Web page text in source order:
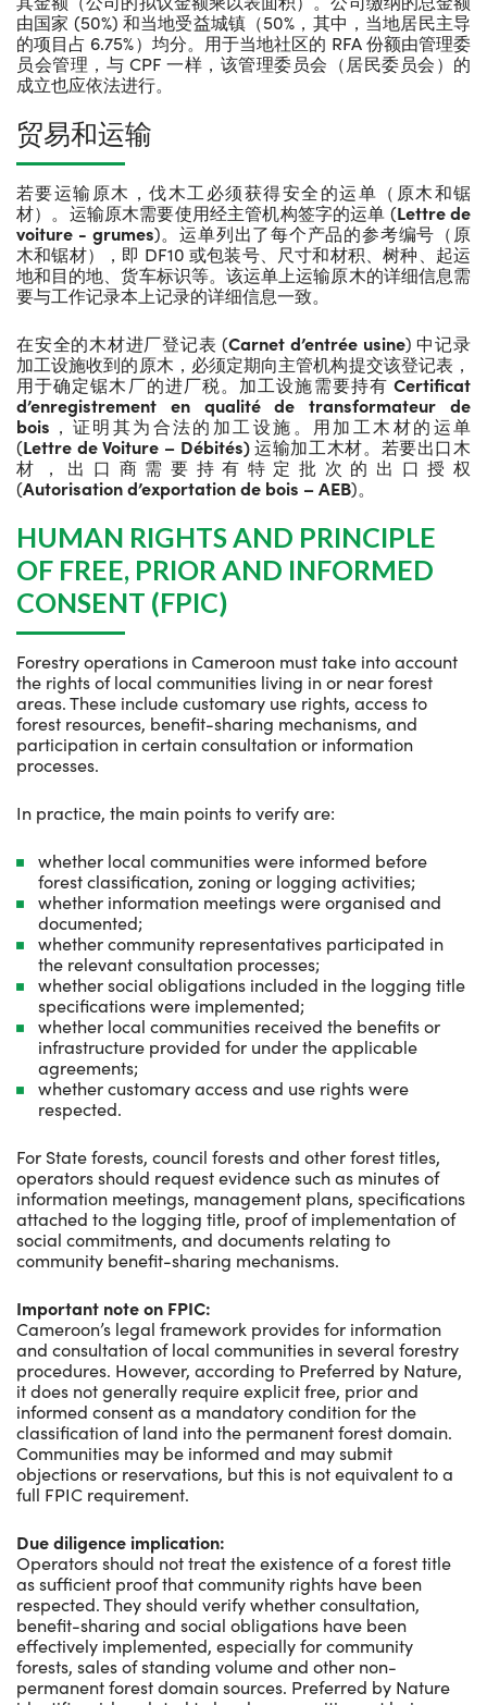
由国家 (50%) 和当地受益城镇（50%，其中，当地居民主导
的项目占 6.75%）均分。用于当地社区的 RFA 份额由管理委
员会管理，与 CPF 一样，该管理委员会（居民委员会）的
成立也应依法进行。
贸易和运输
若要运输原木，伐木工必须获得安全的运单（原木和锯
材）。运输原木需要使用经主管机构签字的运单 (Lettre de
voiture - grumes)。运单列出了每个产品的参考编号（原
木和锯材），即 DF10 或包装号、尺寸和材积、树种、起运
地和目的地、货车标识等。该运单上运输原木的详细信息需
要与工作记录本上记录的详细信息一致。
在安全的木材进厂登记表 (Carnet d’entrée usine) 中记录
加工设施收到的原木，必须定期向主管机构提交该登记表，
用于确定锯木厂的进厂税。加工设施需要持有 Certificat
d’enregistrement en qualité de transformateur de
bois ，证明其为合法的加工设施。用加工木材的运单
(Lettre de Voiture – Débités)运输加工木材。若要出口木
材，出口商需要持有特定批次的出口授权
(Autorisationd’exportation de bois – AEB)。
HUMAN RIGHTS AND PRINCIPLE
OF FREE, PRIOR AND INFORMED
CONSENT (FPIC)
Forestry operations in Cameroon must take into account
the rights of local communities living in or near forest
areas. These include customary use rights, access to
forest resources, benefit-sharing mechanisms, and
participation in certain consultation or information
processes.
In practice, the main points to verify are:
whether local communities were informed before
forest classification, zoning or logging activities;
whether information meetings were organised and
documented;
whether community representatives participated in
the relevant consultation processes;
whether social obligations included in the logging title
specifications were implemented;
whether local communities received the benefits or
infrastructure provided for under the applicable
agreements;
whether customary access and use rights were
respected.
For State forests, council forests and other forest titles,
operators should request evidence such as minutes of
information meetings, management plans, specifications
attached to the logging title, proof of implementation of
social commitments, and documents relating to
community benefit-sharing mechanisms.
Important note on FPIC:
Cameroon’s legal framework provides for information
and consultation of local communities in several forestry
procedures. However, according to Preferred by Nature,
it does not generally require explicit free, prior and
informed consent as a mandatory condition for the
classification of land into the permanent forest domain.
Communities may be informed and may submit
objections or reservations, but this is not equivalent to a
full FPIC requirement.
Due diligence implication:
Operators should not treat the existence of a forest title
as sufficient proof that community rights have been
respected. They should verify whether consultation,
benefit-sharing and social obligations have been
effectively implemented, especially for community
forests, sales of standing volume and other non-
permanent forest domain sources. Preferred by Nature